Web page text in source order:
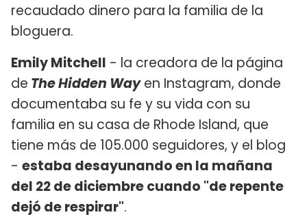
recaudado dinero para la familia de la
bloguera.
Emily Mitchell - la creadora de la página
de The Hidden Wayen Instagram, donde
documentaba su fe y su vida con su
familia en su casa de Rhode Island, que
tiene más de 105.000 seguidores, y el blog
- estaba desayunando en la mañana
del 22 de diciembre cuando "de repente
dejó de respirar".